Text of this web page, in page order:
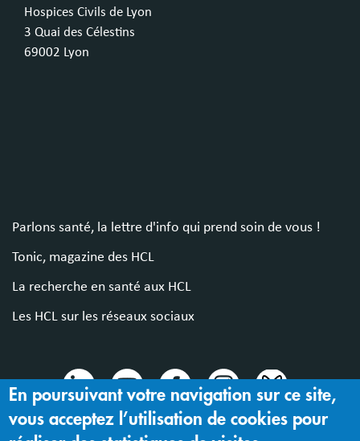
Hospices Civils de Lyon
3 Quai des Célestins
69002 Lyon
Parlons santé, la lettre d'info qui prend soin de vous !
Tonic, magazine des HCL
La recherche en santé aux HCL
Les HCL sur les réseaux sociaux
En poursuivant votre navigation sur ce site,
vous acceptez l’utilisation de cookies pour